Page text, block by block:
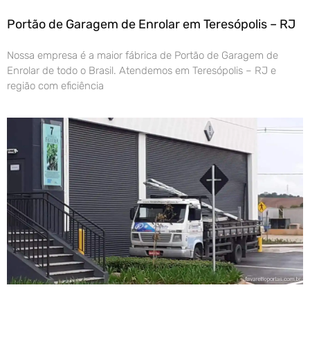
Portão de Garagem de Enrolar em Teresópolis – RJ
Nossa empresa é a maior fábrica de Portão de Garagem de
Enrolar de todo o Brasil. Atendemos em Teresópolis – RJ e
região com eficiência